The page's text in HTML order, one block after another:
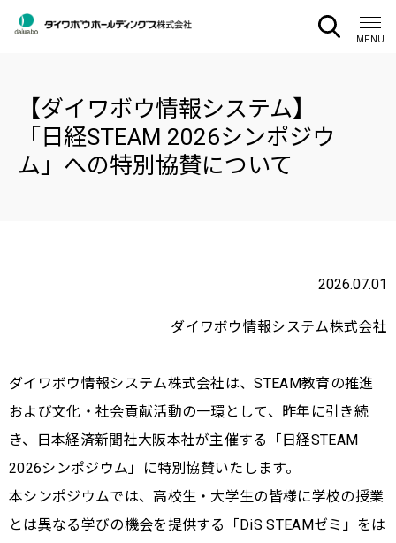
CLOSE
MENU
【ダイワボウ情報システム】
「日経STEAM 2026シンポジウ
ム」への特別協賛について
2026.07.01
ダイワボウ情報システム株式会社
ダイワボウ情報システム株式会社は、STEAM教育の推進
および文化・社会貢献活動の一環として、昨年に引き続
き、日本経済新聞社大阪本社が主催する「日経STEAM
2026シンポジウム」に特別協賛いたします。
本シンポジウムでは、高校生・大学生の皆様に学校の授業
とは異なる学びの機会を提供する「DiS STEAMゼミ」をは